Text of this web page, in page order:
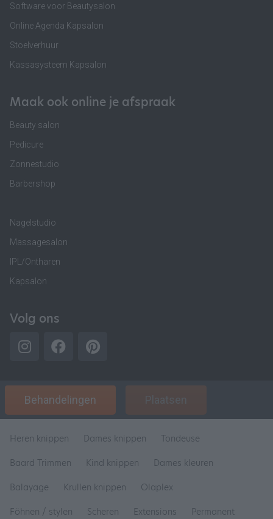
Software voor Beautysalon
Online Agenda Kapsalon
Stoelverhuur
Kassasysteem Kapsalon
Maak ook online je afspraak
Beauty salon
Pedicure
Zonnestudio
Barbershop
Nagelstudio
Massagesalon
IPL/Ontharen
Kapsalon
Volg ons
Behandelingen Plaatsen
Heren knippen Dames knippen
Tondeuse
Baard Trimmen
Kind knippen
Dames kleuren
Balayage
Krullen knippen
Olaplex
Föhnen / stylen
Scheren Extensions Permanent